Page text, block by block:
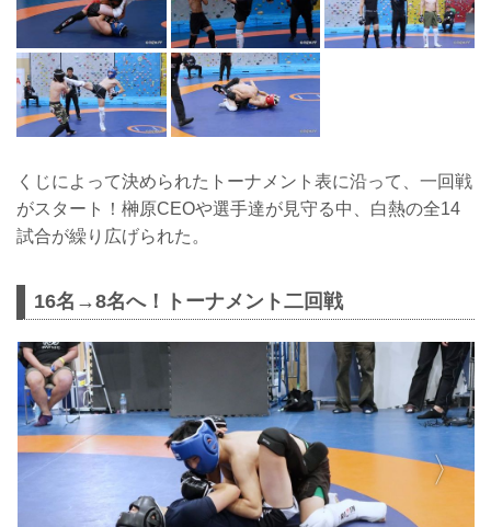
くじによって決められたトーナメント表に沿って、一回戦
がスタート！榊原CEOや選手達が見守る中、白熱の全14
試合が繰り広げられた。
16名→8名へ！トーナメント二回戦